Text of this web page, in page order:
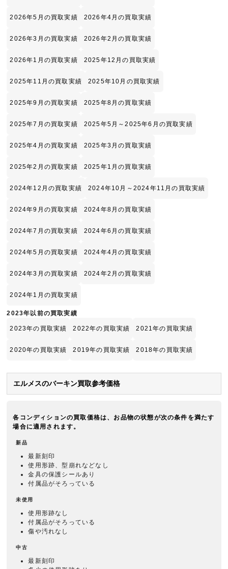
2026年5月の買取実績 2026年4月の買取実績
2026年3月の買取実績 2026年2月の買取実績
2026年1月の買取実績 2025年12月の買取実績
2025年11月の買取実績 2025年10月の買取実績
2025年9月の買取実績 2025年8月の買取実績
2025年7月の買取実績 2025年5月～2025年6月の買取実績
2025年4月の買取実績 2025年3月の買取実績
2025年2月の買取実績 2025年1月の買取実績
2024年12月の買取実績 2024年10月～2024年11月の買取実績
2024年9月の買取実績 2024年8月の買取実績
2024年7月の買取実績 2024年6月の買取実績
2024年5月の買取実績 2024年4月の買取実績
2024年3月の買取実績 2024年2月の買取実績
2024年1月の買取実績
2023年以前の買取実績
2023年の買取実績 2022年の買取実績 2021年の買取実績
2020年の買取実績 2019年の買取実績 2018年の買取実績
エルメスのバーキン買取参考価格
各コンディションの買取価格は、お品物の状態が次の条件を満たす
場合に適用されます。
新品
最新刻印
使用形跡、型崩れなどなし
金具の保護シールあり
付属品がそろっている
未使用
使用形跡なし
付属品がそろっている
傷や汚れなし
中古
最新刻印